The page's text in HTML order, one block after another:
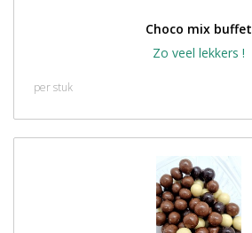
Choco mix buffet
Zo veel lekkers !
per stuk